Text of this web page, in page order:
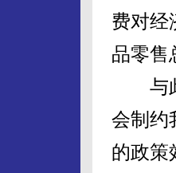
费对经
品零售
与此
会制约
的政策